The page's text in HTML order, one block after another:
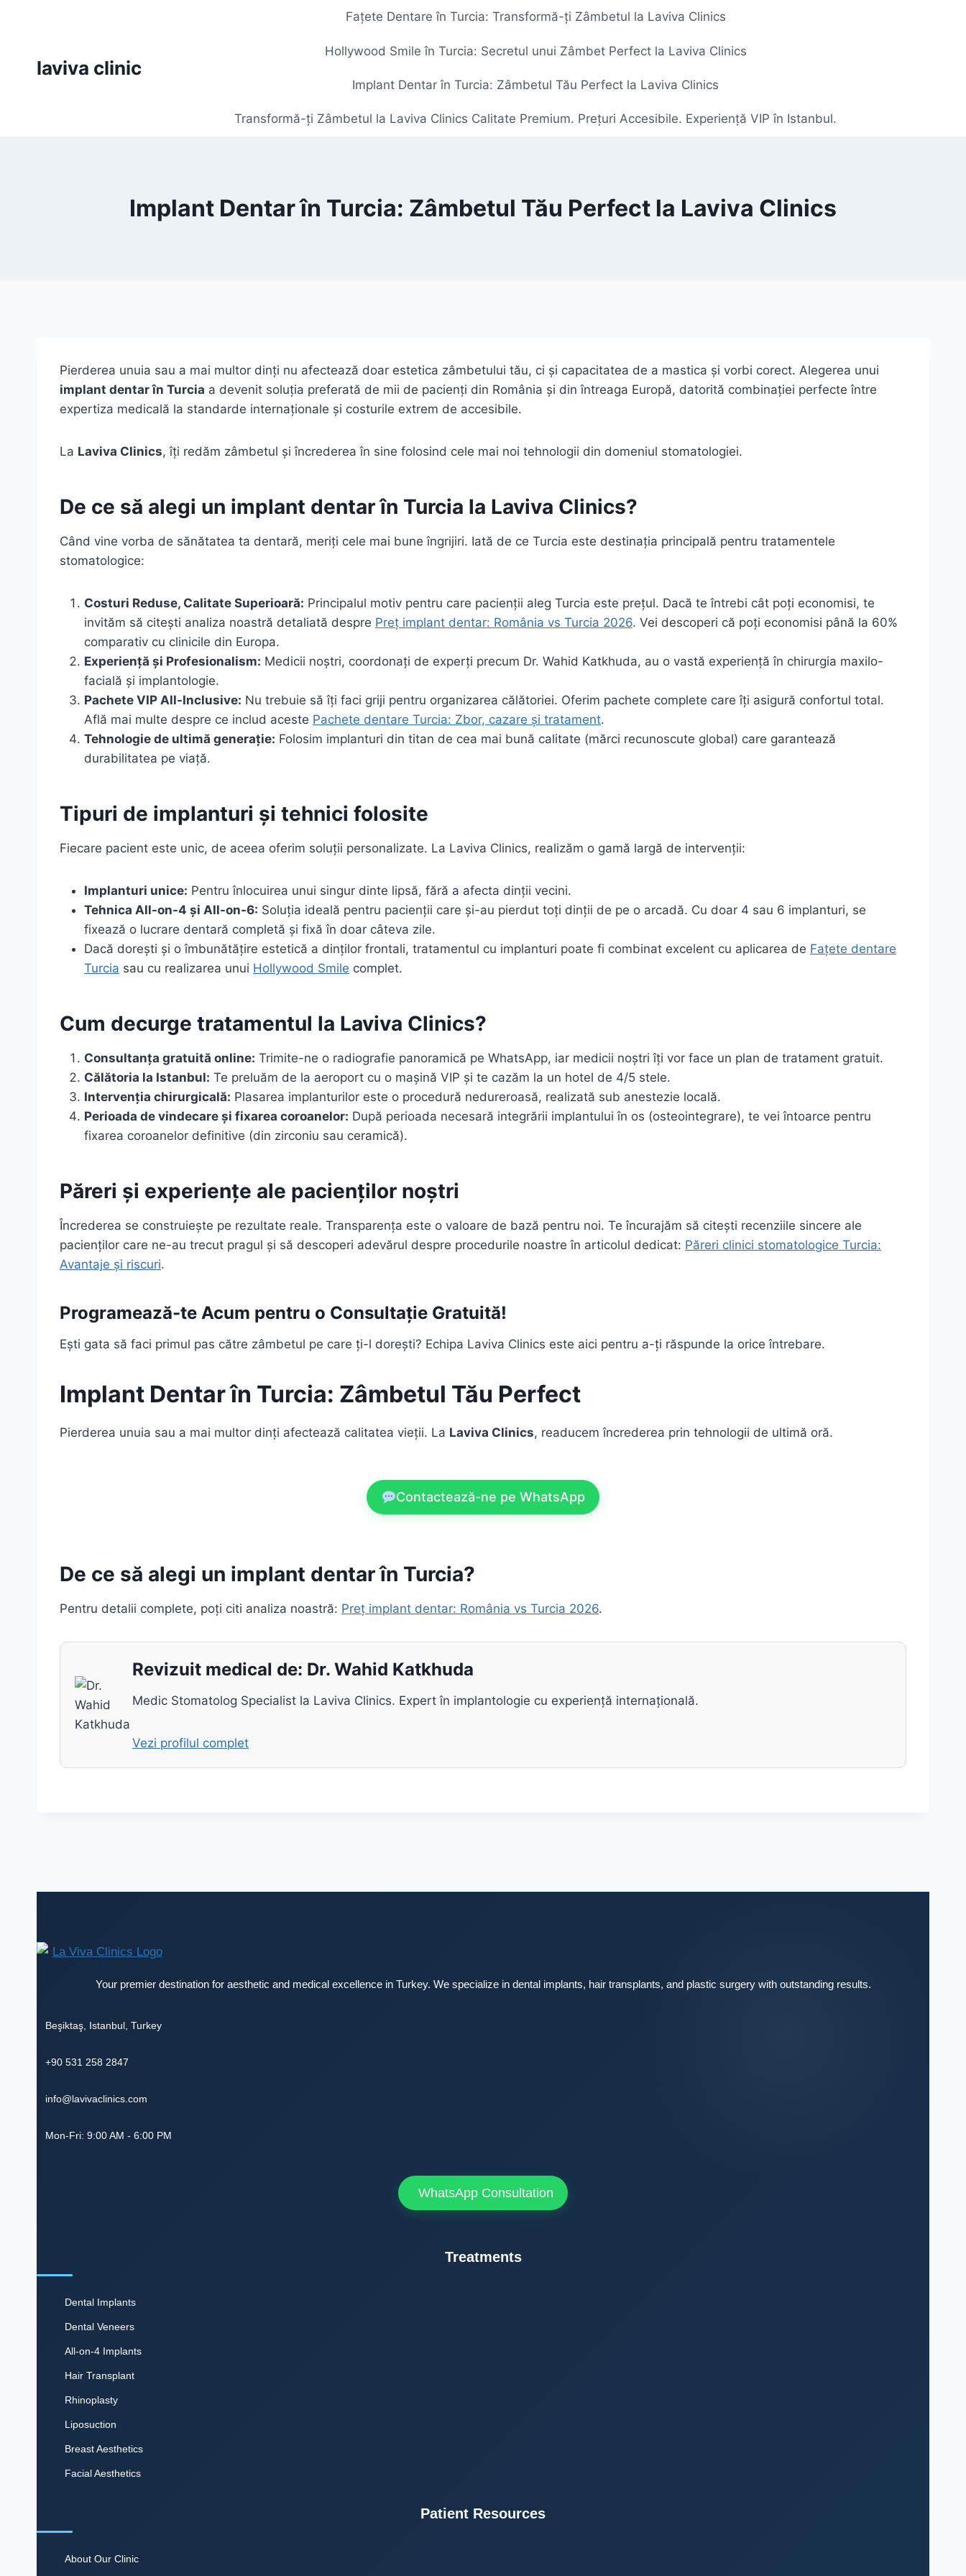
laviva clinic
Fațete Dentare în Turcia: Transformă-ți Zâmbetul la Laviva Clinics
Hollywood Smile în Turcia: Secretul unui Zâmbet Perfect la Laviva Clinics
Implant Dentar în Turcia: Zâmbetul Tău Perfect la Laviva Clinics
Transformă-ți Zâmbetul la Laviva Clinics Calitate Premium. Prețuri Accesibile. Experiență VIP în Istanbul.
Implant Dentar în Turcia: Zâmbetul Tău Perfect la Laviva Clinics
Pierderea unuia sau a mai multor dinți nu afectează doar estetica zâmbetului tău, ci și capacitatea de a mastica și vorbi corect. Alegerea unui
implant dentar în Turcia a devenit soluția preferată de mii de pacienți din România și din întreaga Europă, datorită combinației perfecte între
expertiza medicală la standarde internaționale și costurile extrem de accesibile.
La Laviva Clinics, îți redăm zâmbetul și încrederea în sine folosind cele mai noi tehnologii din domeniul stomatologiei.
De ce să alegi un implant dentar în Turcia la Laviva Clinics?
Când vine vorba de sănătatea ta dentară, meriți cele mai bune îngrijiri. Iată de ce Turcia este destinația principală pentru tratamentele
stomatologice:
Costuri Reduse, Calitate Superioară: Principalul motiv pentru care pacienții aleg Turcia este prețul. Dacă te întrebi cât poți economisi, te
invităm să citești analiza noastră detaliată despre Preț implant dentar: România vs Turcia 2026. Vei descoperi că poți economisi până la 60%
comparativ cu clinicile din Europa.
Experiență și Profesionalism: Medicii noștri, coordonați de experți precum Dr. Wahid Katkhuda, au o vastă experiență în chirurgia maxilo-
facială și implantologie.
Pachete VIP All-Inclusive: Nu trebuie să îți faci griji pentru organizarea călătoriei. Oferim pachete complete care îți asigură confortul total.
Află mai multe despre ce includ aceste Pachete dentare Turcia: Zbor, cazare și tratament.
Tehnologie de ultimă generație: Folosim implanturi din titan de cea mai bună calitate (mărci recunoscute global) care garantează
durabilitatea pe viață.
Tipuri de implanturi și tehnici folosite
Fiecare pacient este unic, de aceea oferim soluții personalizate. La Laviva Clinics, realizăm o gamă largă de intervenții:
Implanturi unice: Pentru înlocuirea unui singur dinte lipsă, fără a afecta dinții vecini.
Tehnica All-on-4 și All-on-6: Soluția ideală pentru pacienții care și-au pierdut toți dinții de pe o arcadă. Cu doar 4 sau 6 implanturi, se
fixează o lucrare dentară completă și fixă în doar câteva zile.
Dacă dorești și o îmbunătățire estetică a dinților frontali, tratamentul cu implanturi poate fi combinat excelent cu aplicarea de Fațete dentare
Turcia sau cu realizarea unui Hollywood Smile complet.
Cum decurge tratamentul la Laviva Clinics?
Consultanța gratuită online: Trimite-ne o radiografie panoramică pe WhatsApp, iar medicii noștri îți vor face un plan de tratament gratuit.
Călătoria la Istanbul: Te preluăm de la aeroport cu o mașină VIP și te cazăm la un hotel de 4/5 stele.
Intervenția chirurgicală: Plasarea implanturilor este o procedură nedureroasă, realizată sub anestezie locală.
Perioada de vindecare și fixarea coroanelor: După perioada necesară integrării implantului în os (osteointegrare), te vei întoarce pentru
fixarea coroanelor definitive (din zirconiu sau ceramică).
Păreri și experiențe ale pacienților noștri
Încrederea se construiește pe rezultate reale. Transparența este o valoare de bază pentru noi. Te încurajăm să citești recenziile sincere ale
pacienților care ne-au trecut pragul și să descoperi adevărul despre procedurile noastre în articolul dedicat: Păreri clinici stomatologice Turcia:
Avantaje și riscuri.
Programează-te Acum pentru o Consultație Gratuită!
Ești gata să faci primul pas către zâmbetul pe care ți-l dorești? Echipa Laviva Clinics este aici pentru a-ți răspunde la orice întrebare.
Implant Dentar în Turcia: Zâmbetul Tău Perfect
Pierderea unuia sau a mai multor dinți afectează calitatea vieții. La Laviva Clinics, readucem încrederea prin tehnologii de ultimă oră.
Contactează-ne pe WhatsApp
De ce să alegi un implant dentar în Turcia?
Pentru detalii complete, poți citi analiza noastră: Preț implant dentar: România vs Turcia 2026.
Revizuit medical de: Dr. Wahid Katkhuda
Medic Stomatolog Specialist la Laviva Clinics. Expert în implantologie cu experiență internațională.
Vezi profilul complet
Your premier destination for aesthetic and medical excellence in Turkey. We specialize in dental implants, hair transplants, and plastic surgery with outstanding results.
Beşiktaş Istanbul Turkey
+90 531 258 2847
info@lavivaclinics.com
Mon-Fri: 9:00 AM - 6:00 PM
WhatsApp Consultation
Treatments
Dental Implants
Dental Veneers
All-on-4 Implants
Hair Transplant
Rhinoplasty
Liposuction
Breast Aesthetics
Facial Aesthetics
Patient Resources
About Our Clinic